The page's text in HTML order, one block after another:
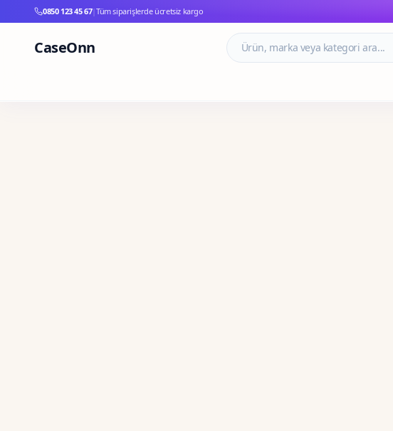
0850 123 45 67|Tüm siparişlerde ücretsiz kargo
CaseOnn